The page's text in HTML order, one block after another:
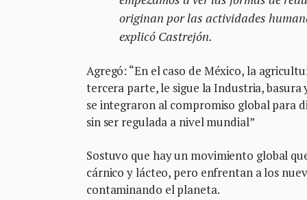
originan por las actividades
explicó Castrejón.
Agregó: “En el caso de México, la
tercera parte, le sigue la Industria, basura
se integraron al compromiso global para
sin ser regulada a nivel mundial”
Sostuvo que hay un movimiento global
cárnico y lácteo, pero enfrentan a los
contaminando el planeta.